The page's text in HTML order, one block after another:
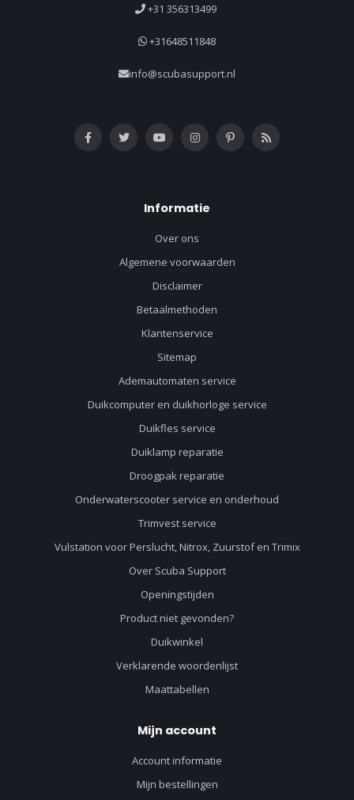
+31 356313499
+31648511848
info@scubasupport.nl
Informatie
Over ons
Algemene voorwaarden
Disclaimer
Betaalmethoden
Klantenservice
Sitemap
Ademautomaten service
Duikcomputer en duikhorloge service
Duikfles service
Duiklamp reparatie
Droogpak reparatie
Onderwaterscooter service en onderhoud
Trimvest service
Vulstation voor Perslucht, Nitrox, Zuurstof en Trimix
Over Scuba Support
Openingstijden
Product niet gevonden?
Duikwinkel
Verklarende woordenlijst
Maattabellen
Mijn account
Account informatie
Mijn bestellingen